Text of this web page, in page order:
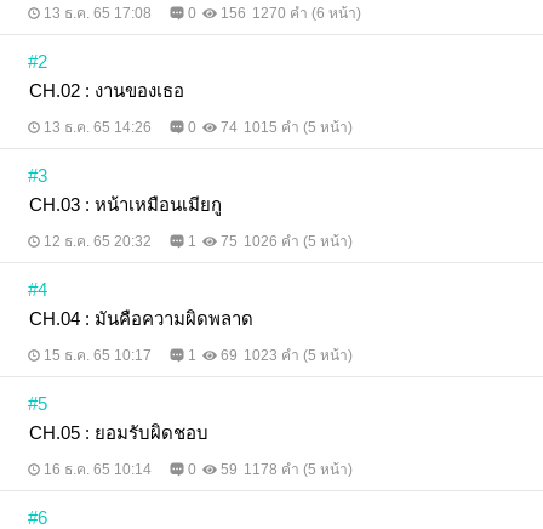
13 ธ.ค. 65 17:08 0 156 1270 คำ (6 หน้า)
#2
CH.02 : งานของเธอ
13 ธ.ค. 65 14:26 0 74 1015 คำ (5 หน้า)
#3
CH.03 : หน้าเหมือนเมียกู
12 ธ.ค. 65 20:32 1 75 1026 คำ (5 หน้า)
#4
CH.04 : มันคือความผิดพลาด
15 ธ.ค. 65 10:17 1 69 1023 คำ (5 หน้า)
#5
CH.05 : ยอมรับผิดชอบ
16 ธ.ค. 65 10:14 0 59 1178 คำ (5 หน้า)
#6